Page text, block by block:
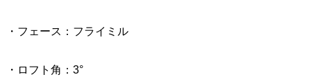
・フェース：フライミル
・ロフト角：3°